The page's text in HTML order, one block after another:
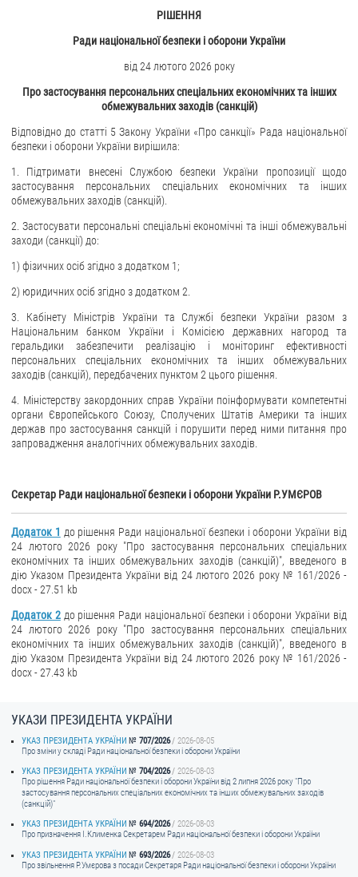
РІШЕННЯ
Ради національної безпеки і оборони України
від 24 лютого 2026 року
Про застосування персональних спеціальних економічних та інших
обмежувальних заходів (санкцій)
Відповідно до статті 5 Закону України «Про санкції» Рада національної
безпеки і оборони України вирішила:
1. Підтримати внесені Службою безпеки України пропозиції щодо
застосування персональних спеціальних економічних та інших
обмежувальних заходів (санкцій).
2. Застосувати персональні спеціальні економічні та інші обмежувальні
заходи (санкції) до:
1) фізичних осіб згідно з додатком 1;
2) юридичних осіб згідно з додатком 2.
3. Кабінету Міністрів України та Службі безпеки України разом з
Національним банком України і Комісією державних нагород та
геральдики забезпечити реалізацію і моніторинг ефективності
персональних спеціальних економічних та інших обмежувальних
заходів (санкцій), передбачених пунктом 2 цього рішення.
4. Міністерству закордонних справ України поінформувати компетентні
органи Європейського Союзу, Сполучених Штатів Америки та інших
держав про застосування санкцій і порушити перед ними питання про
запровадження аналогічних обмежувальних заходів.
Секретар Ради національної безпеки і оборони України Р.УМЄРОВ
Додаток 1 до рішення Ради національної безпеки і оборони України від
24 лютого 2026 року "Про застосування персональних спеціальних
економічних та інших обмежувальних заходів (санкцій)", введеного в
дію Указом Президента України від 24 лютого 2026 року № 161/2026 -
docx - 27.51 kb
Додаток 2 до рішення Ради національної безпеки і оборони України від
24 лютого 2026 року "Про застосування персональних спеціальних
економічних та інших обмежувальних заходів (санкцій)", введеного в
дію Указом Президента України від 24 лютого 2026 року № 161/2026 -
docx - 27.43 kb
УКАЗИ ПРЕЗИДЕНТА УКРАЇНИ
УКАЗ ПРЕЗИДЕНТА УКРАЇНИ 707/2026
2026-08-05
Про зміни у складі Ради національної безпеки і оборони України
УКАЗ ПРЕЗИДЕНТА УКРАЇНИ
704/2026
2026-08-03
Про рішення Ради національної безпеки і оборони України від 2 липня 2026 року "Про
застосування персональних спеціальних економічних та інших обмежувальних заходів
(санкцій)"
УКАЗ ПРЕЗИДЕНТА УКРАЇНИ
694/2026
2026-08-03
Про призначення I.Клименка Секретарем Ради національної безпеки і оборони України
УКАЗ ПРЕЗИДЕНТА УКРАЇНИ
693/2026
2026-08-03
Про звільнення Р.Умєрова з посади Секретаря Ради національної безпеки і оборони України